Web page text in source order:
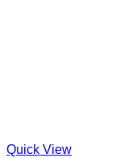
Quick View